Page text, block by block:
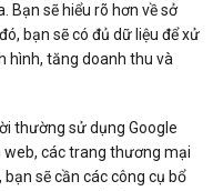
Bạn sẽ hiểu rõ hơn về sở
bạn sẽ có đủ dữ liệu để xử
hình, tăng doanh thu và
thường sử dụng Google
các trang thương mại
sẽ cần các công cụ bổ